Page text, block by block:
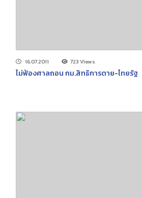
16.07.2011 723 Views
ไม่ฟ้องศาลถอน กม.สิทธิการตาย-ไทยรัฐ